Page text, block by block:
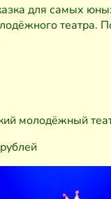
для самых
театра.
молодёжный